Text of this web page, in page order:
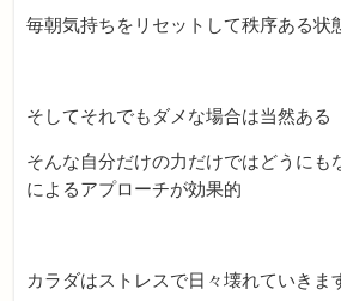
毎朝気持ちをリセットして秩序ある状
そしてそれでもダメな場合は当然ある
そんな自分だけの力だけではどうにも
によるアプローチが効果的
カラダはストレスで日々壊れていきま